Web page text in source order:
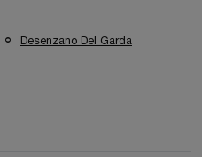
Desenzano Del Garda